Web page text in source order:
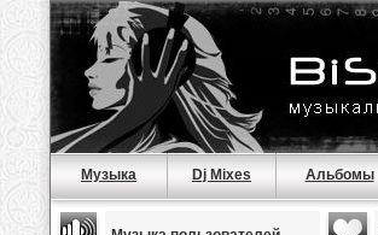
Музыка Dj Mixes Альбомы